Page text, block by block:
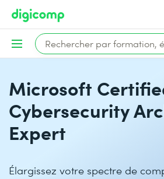
Microsoft
Cybersecurity
Expert
Élargissez votre spectre de